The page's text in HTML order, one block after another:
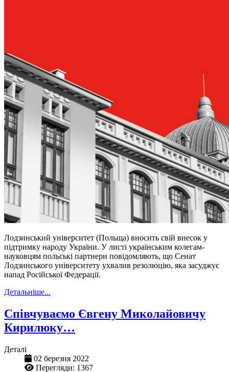
Лодзинський університет (Польща) вносить свій внесок у
підтримку народу України. У листі українським колегам-
науковцям польські партнери повідомляють, що Сенат
Лодзинського університету ухвалив резолюцію, яка засуджує
напад Російської Федерації.
Детальніше...
Співчуваємо Євгену Миколайовичу
Кирилюку…
Деталі
02 березня 2022
Перегляди: 1367